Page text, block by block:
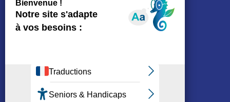
Nous rejoindre
Réseaux sociaux